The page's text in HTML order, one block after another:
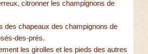
citronner les champignons de
des chapeaux des champignons de
des-prés.
les girolles et les pieds des autres